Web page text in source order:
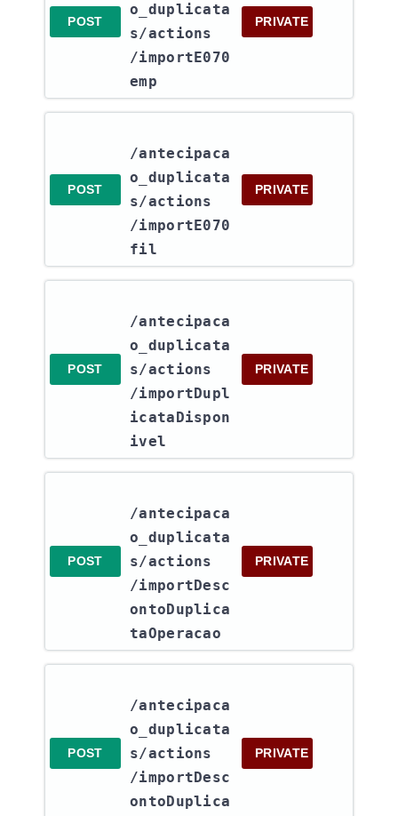
POST
o_duplicata
s​/actions​
/importE070
emp
PRIVATE
POST
/antecipaca
o_duplicata
s​/actions​
/importE070
fil
PRIVATE
POST
/antecipaca
o_duplicata
s​/actions​
/importDupl
icataDispon
ivel
PRIVATE
POST
/antecipaca
o_duplicata
s​/actions​
/importDesc
ontoDuplica
taOperacao
PRIVATE
POST
/antecipaca
o_duplicata
s​/actions​
/importDesc
ontoDuplica
PRIVATE